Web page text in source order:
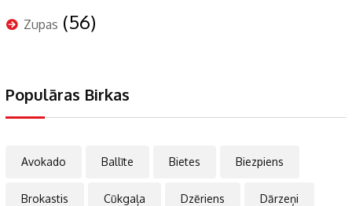
Zupas (56)
Populāras Birkas
Avokado Ballīte Bietes Biezpiens
Brokastis Cūkgaļa Dzēriens Dārzeņi